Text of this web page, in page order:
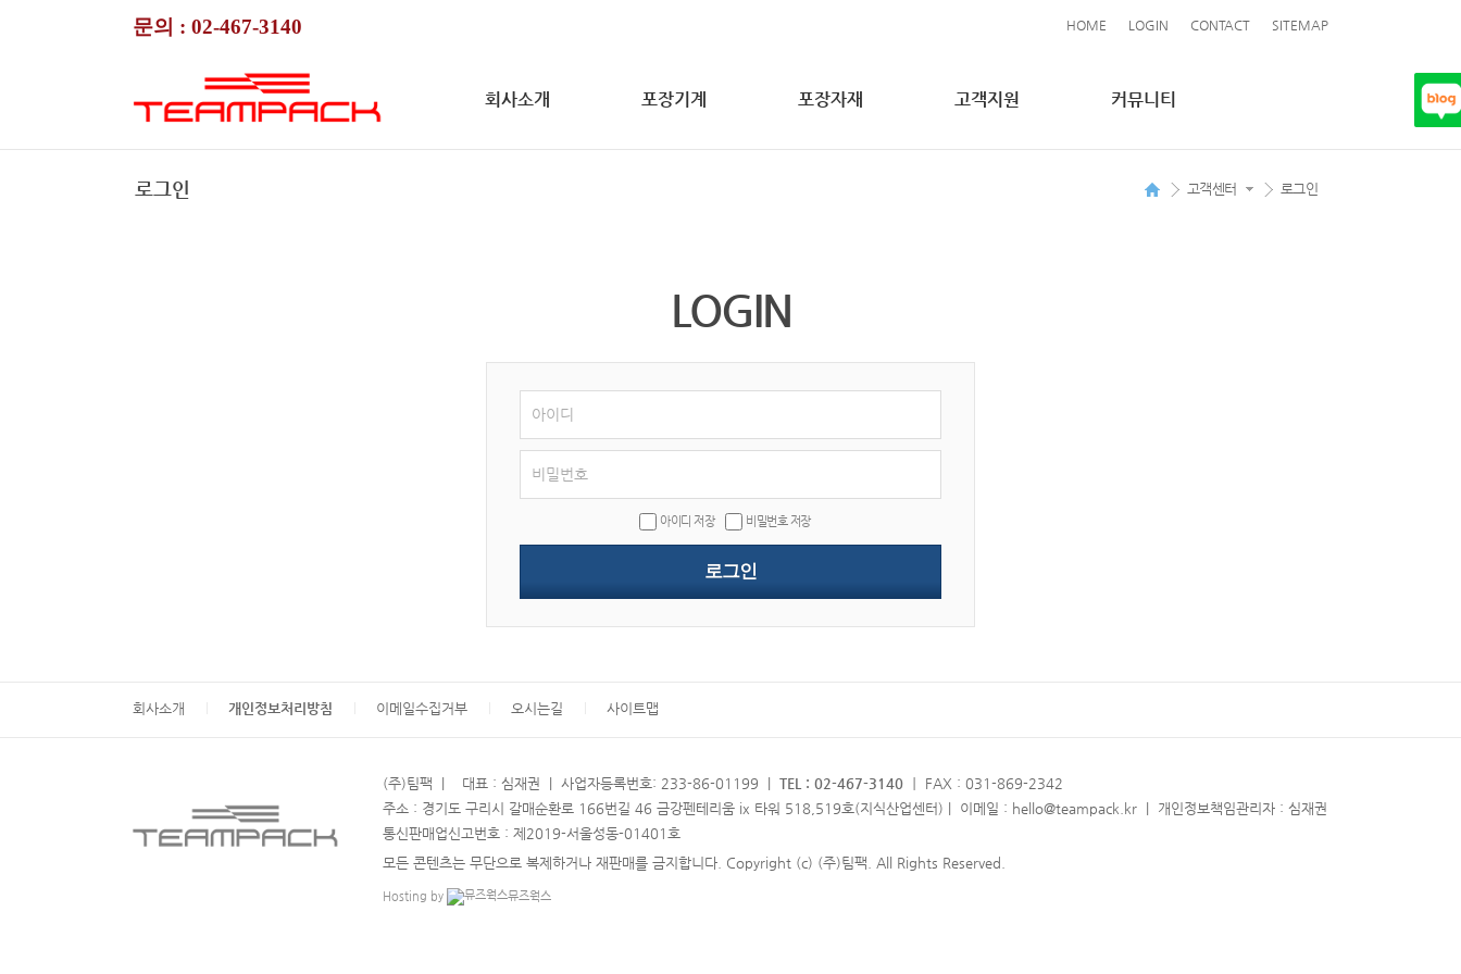
문의 : 02-467-3140 HOME LOGIN CONTACT SITEMAP
회사소개 포장기계 포장자재 고객지원 커뮤니티
로그인 고객센터 로그인
LOGIN
아이디 저장 비밀번호 저장
회사소개 개인정보처리방침 이메일수집거부 오시는길 사이트맵
(주)팀팩 | 대표 : 심재권 | 사업자등록번호: 233-86-01199 | TEL : 02-467-3140
ㅣ FAX : 031-869-2342
주소 : 경기도 구리시 갈매순환로 166번길 46 금강펜테리움 ix 타워 518,519호(지식산업센터) | 이메일 : hello@teampack.kr | 개인정보책임관리자 : 심재권
통신판매업신고번호 : 제2019-서울성동-01401호
모든 콘텐츠는 무단으로 복제하거나 재판매를 금지합니다. Copyright (c) (주)팀팩. All Rights Reserved.
Hosting by 뮤즈웍스